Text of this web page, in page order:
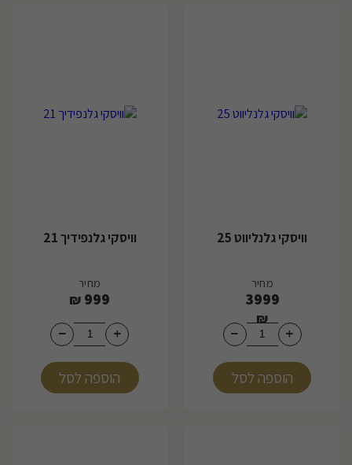
וויסקי גלנליווט 25
מחיר
3999
₪
הוספה לסל
וויסקי גלנפידיך 21
מחיר
999
₪
הוספה לסל